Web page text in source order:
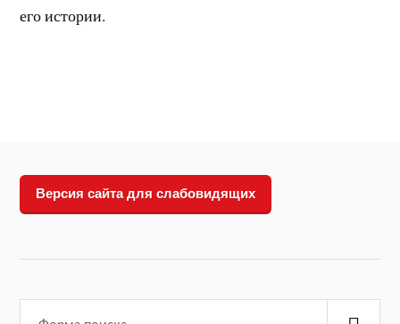
его истории.
Версия сайта для слабовидящих